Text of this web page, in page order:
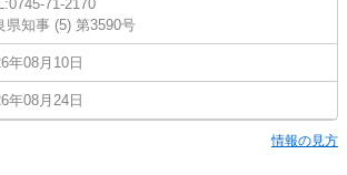
71-2170
県知事 (5) 第3590号
年08月10日
年08月24日
情報の見方